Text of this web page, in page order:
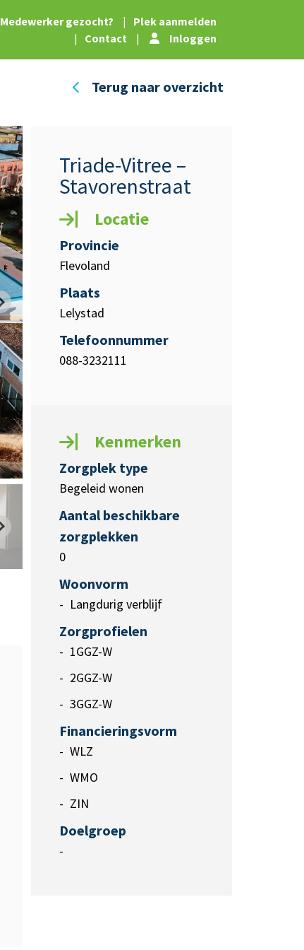
Medewerker gezocht? |
Plek aanmelden
|
Contact | Inloggen
Terug naar overzicht
Triade-Vitree –
Stavorenstraat
Locatie
Provincie
Flevoland
Plaats
Lelystad
Telefoonnummer
088-3232111
Kenmerken
Zorgplek type
Begeleid wonen
Aantal beschikbare
zorgplekken
0
Woonvorm
Langdurig verblijf
Zorgprofielen
1GGZ-W
2GGZ-W
3GGZ-W
Financieringsvorm
WLZ
WMO
ZIN
Doelgroep
-